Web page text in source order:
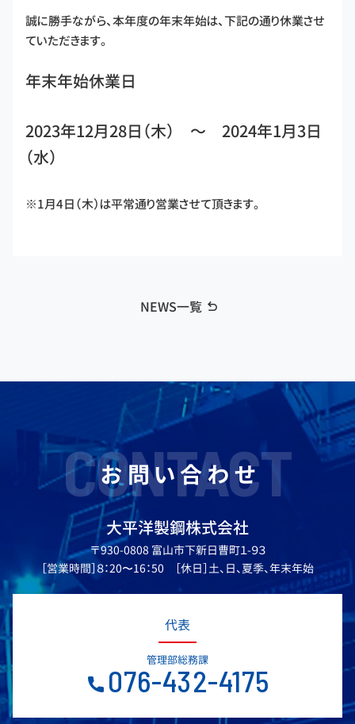
誠に勝手ながら、本年度の年末年始は、下記の通り休業させ
ていただきます。
年末年始休業日
2023年12月28日（木） ～ 2024年1月3日
（水）
※1月4日（木）は平常通り営業させて頂きます。
NEWS一覧
CONTACT
お問い合わせ
大平洋製鋼株式会社
〒930-0808 富山市下新日曹町１-９３
［営業時間］８：20〜16：50 ［休日］土、日、夏季、年末年始
代表
管理部総務課
076-432-4175